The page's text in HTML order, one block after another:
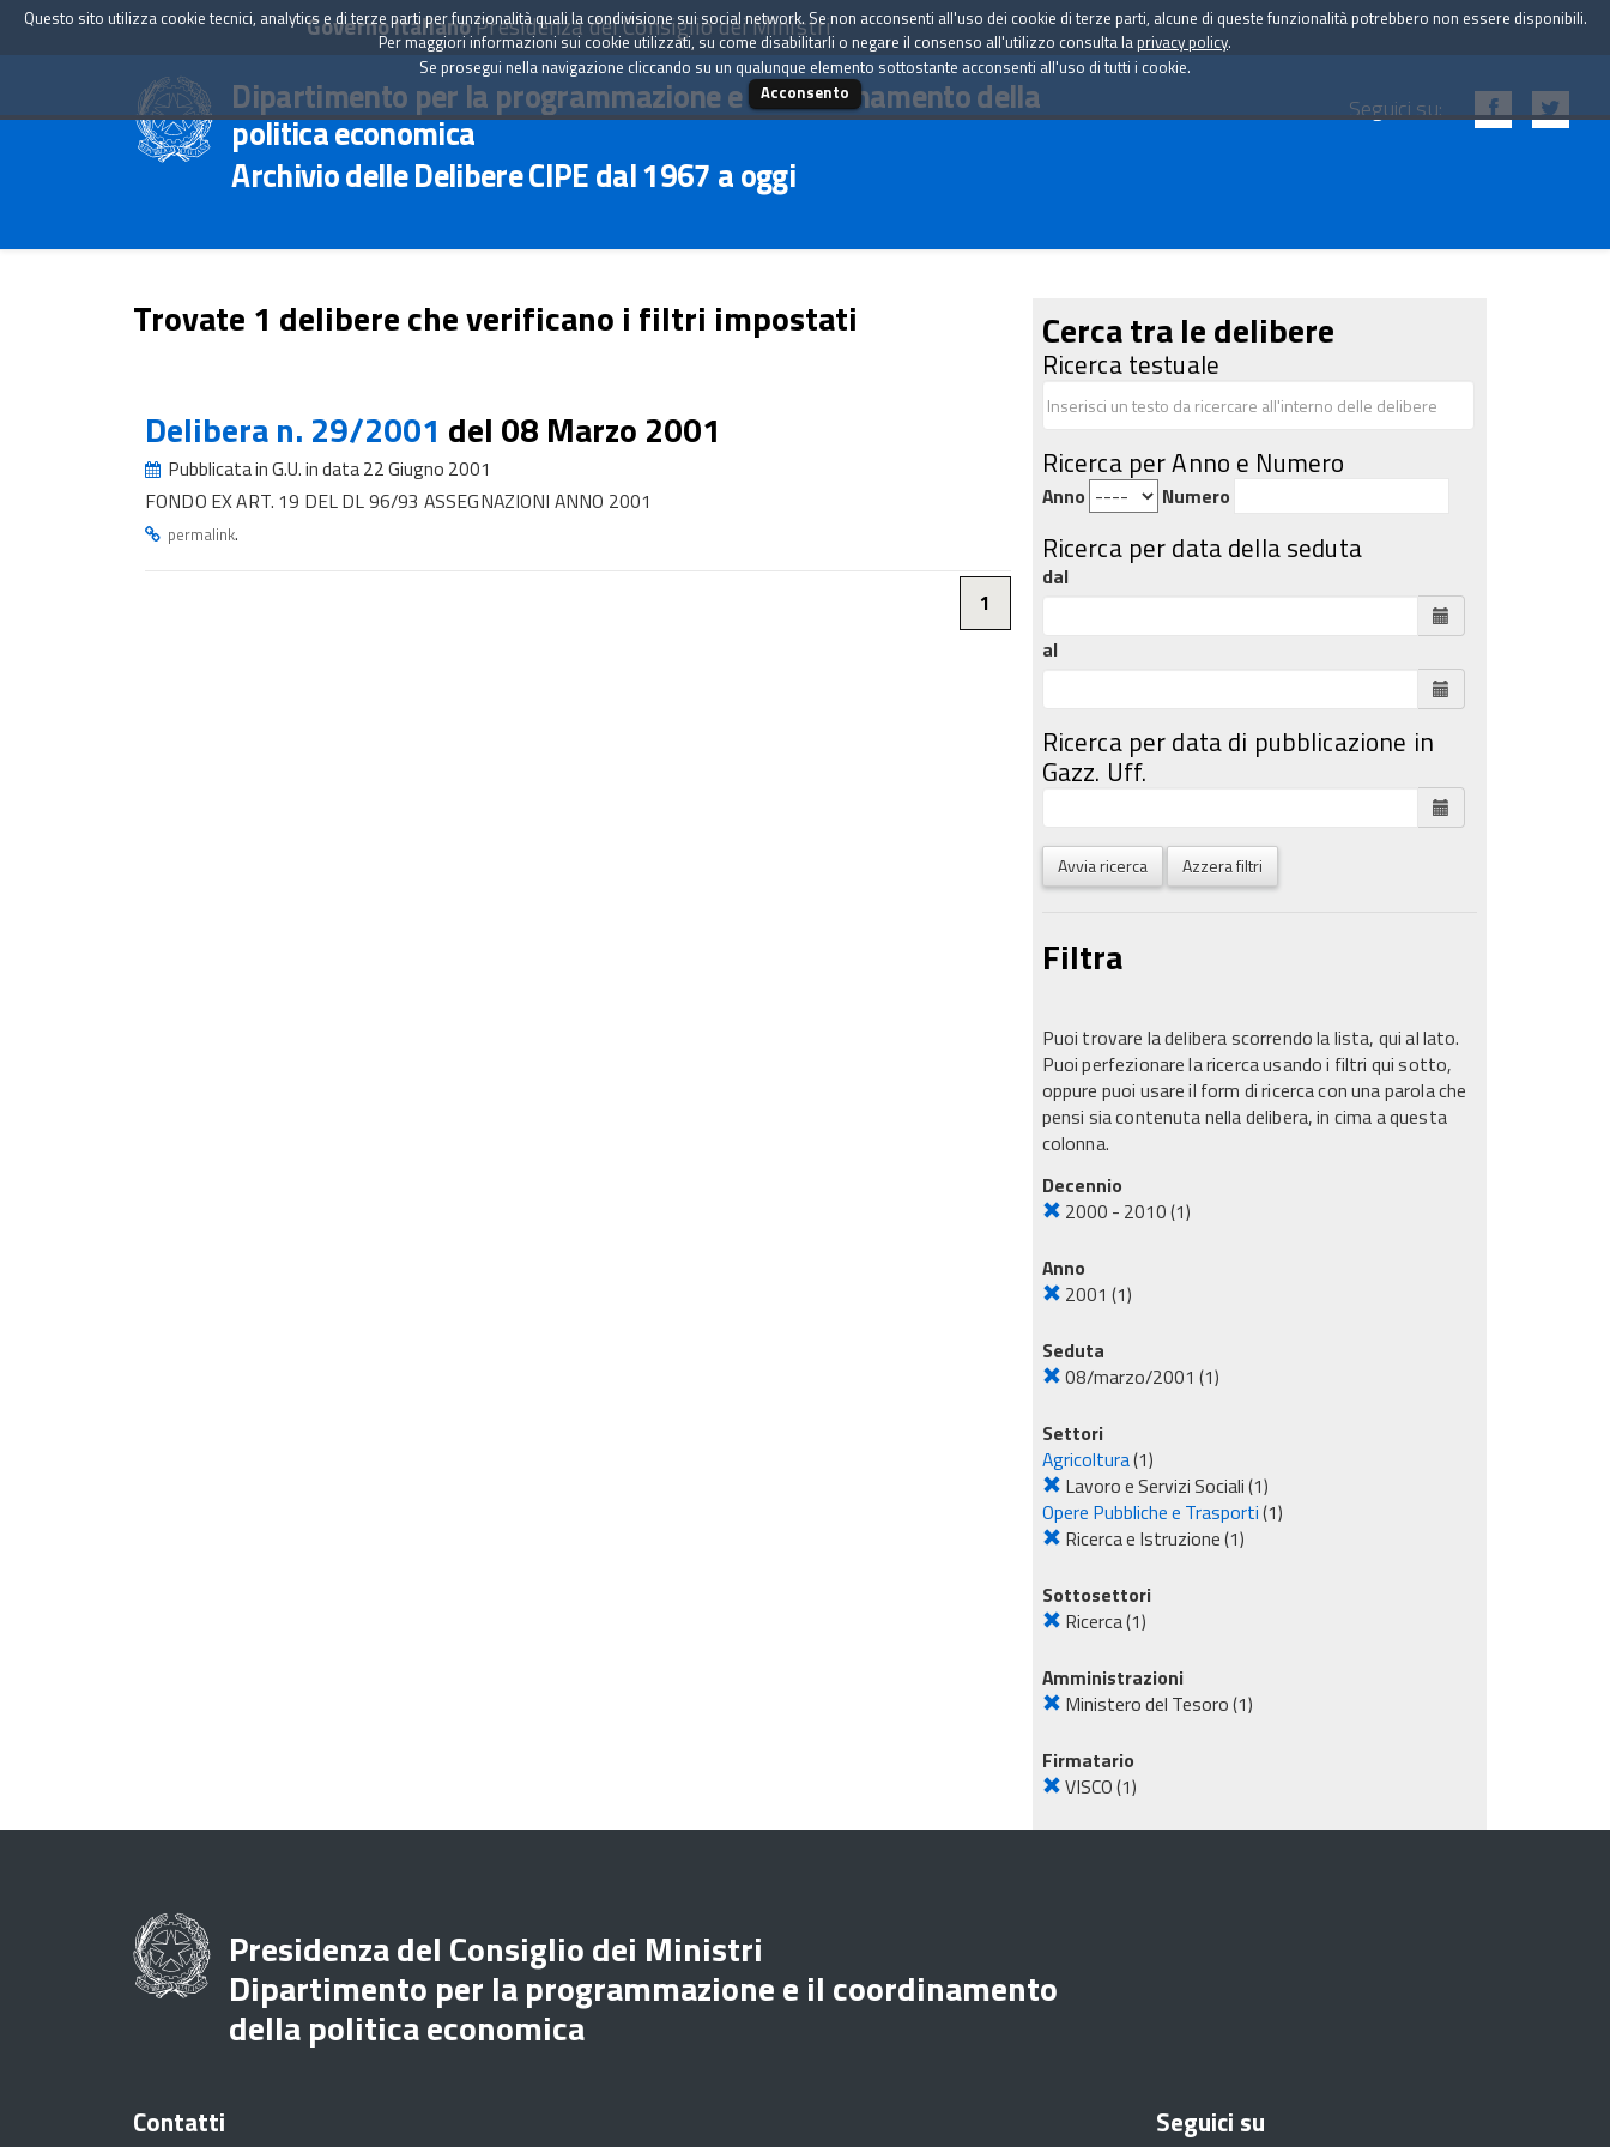
Governo ItalianoPresidenza del Consiglio dei Ministri
Dipartimento per la programmazione e il coordinamento della
politica economica
Archivio delle Delibere CIPE dal 1967 a oggi
Seguici su:
Trovate 1 delibere che verificano i filtri impostati
Delibera n. 29/2001 del 08 Marzo 2001
Pubblicata in G.U. in data 22 Giugno 2001
FONDO EX ART. 19 DEL DL 96/93 ASSEGNAZIONI ANNO 2001
permalink.
1
Cerca tra le delibere
Ricerca testuale
Ricerca per Anno e Numero
Anno Numero
Ricerca per data della seduta
dal
al
Ricerca per data di pubblicazione in
Gazz. Uff.
Avvia ricerca Azzera filtri
Filtra
Puoi trovare la delibera scorrendo la lista, qui al lato.
Puoi perfezionare la ricerca usando i filtri qui sotto,
oppure puoi usare il form di ricerca con una parola che
pensi sia contenuta nella delibera, in cima a questa
colonna.
Decennio
2000 - 2010(1)
Anno
2001 (1)
Seduta
08/marzo/2001 (1)
Settori
Agricoltura(1)
Lavoro e Servizi Sociali(1)
Opere Pubbliche e Trasporti(1)
Ricerca e Istruzione(1)
Sottosettori
Ricerca(1)
Amministrazioni
Ministero del Tesoro(1)
Firmatario
VISCO(1)
Questo sito utilizza cookie tecnici, analytics e di terze parti per funzionalità quali la condivisione sui social network. Se non acconsenti all'uso dei cookie di terze parti, alcune di queste funzionalità potrebbero non essere disponibili.
Per maggiori informazioni sui cookie utilizzati, su come disabilitarli o negare il consenso all'utilizzo consulta la privacy policy.
Se prosegui nella navigazione cliccando su un qualunque elemento sottostante acconsenti all'uso di tutti i cookie.
Acconsento
Presidenza del Consiglio dei Ministri
Dipartimento per la programmazione e il coordinamento
della politica economica
Contatti Seguici su